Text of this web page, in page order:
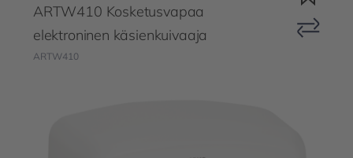
ARTW410 Kosketusvapaa
elektroninen käsienkuivaaja
ARTW410